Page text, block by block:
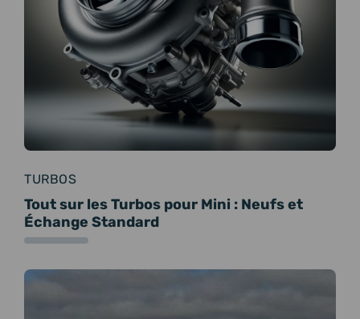
TURBOS
Tout sur les Turbos pour Mini : Neufs et
Échange Standard